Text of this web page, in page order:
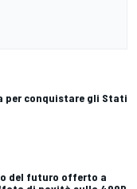
per conquistare gli Stati
del futuro offerto a